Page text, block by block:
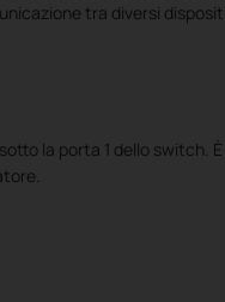
tra diversi
la porta 1 dello switch.